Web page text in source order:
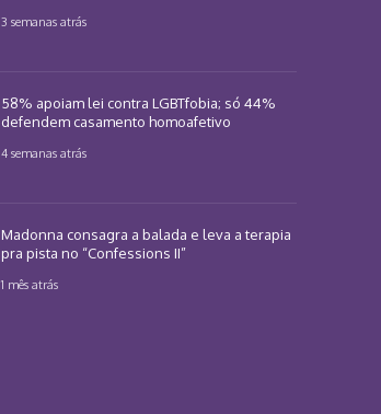
3 semanas atrás
58% apoiam lei contra LGBTfobia; só 44%
defendem casamento homoafetivo
4 semanas atrás
Madonna consagra a balada e leva a terapia
pra pista no “Confessions II”
1 mês atrás